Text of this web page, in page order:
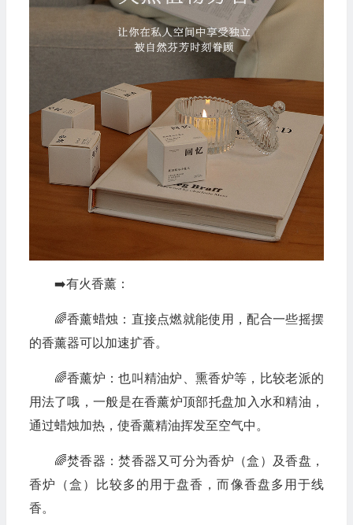
➡️有火香薰：
🌈香薰蜡烛：直接点燃就能使用，配合一些摇摆
的香薰器可以加速扩香。
🌈香薰炉：也叫精油炉、熏香炉等，比较老派的
用法了哦，一般是在香薰炉顶部托盘加入水和精油，
通过蜡烛加热，使香薰精油挥发至空气中。
🌈焚香器：焚香器又可分为香炉（盒）及香盘，
香炉（盒）比较多的用于盘香，而像香盘多用于线
香。